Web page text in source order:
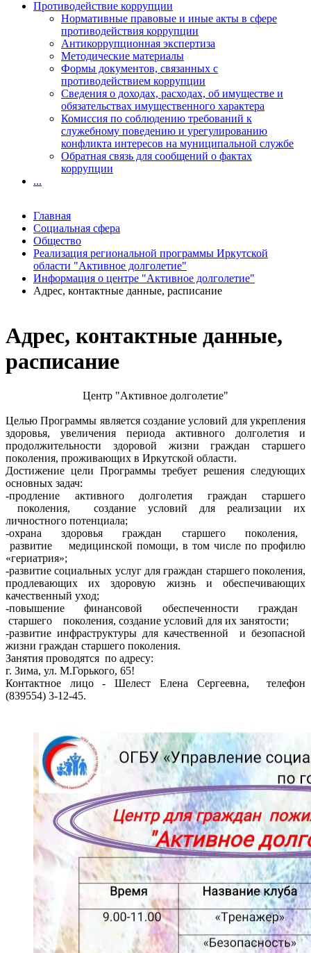
Адрес, контактные данные,
расписание
Центр "Активное долголетие"
Целью Программы является создание условий для укрепления
здоровья, увеличения периода активного долголетия и
продолжительности здоровой жизни граждан старшего
поколения, проживающих в Иркутской области.
Достижение цели Программы требует решения следующих
основных задач:
-продление активного долголетия граждан старшего
поколения, создание условий для реализации их
личностного потенциала;
-охрана здоровья граждан старшего поколения,
развитие медицинской помощи, в том числе по профилю
«гериатрия»;
-развитие социальных услуг для граждан старшего поколения,
продлевающих их здоровую жизнь и обеспечивающих
качественный уход;
-повышение финансовой обеспеченности граждан
старшего поколения, создание условий для их занятости;
-развитие инфраструктуры для качественной и безопасной
жизни граждан старшего поколения.
Занятия проводятся по адресу:
г. Зима, ул. М.Горького, 65!
Контактное лицо - Шелест Елена Сергеевна, телефон
(839554) 3-12-45.
Противодействие коррупции
Нормативные правовые и иные акты в сфере
противодействия коррупции
Антикоррупционная экспертиза
Методические материалы
Формы документов, связанных с
противодействием коррупции
Сведения о доходах, расходах, об имуществе и
обязательствах имущественного характера
Комиссия по соблюдению требований к
служебному поведению и урегулированию
конфликта интересов на муниципальной службе
Обратная связь для сообщений о фактах
коррупции
...
Главная
Социальная сфера
Общество
Реализация региональной программы Иркутской
области "Активное долголетие"
Информация о центре "Активное долголетие"
Адрес, контактные данные, расписание